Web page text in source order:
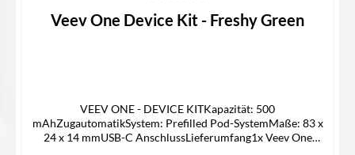
Veev One Device Kit - Freshy Green
VEEV ONE - DEVICE KITKapazität: 500
mAhZugautomatikSystem: Prefilled Pod-SystemMaße: 83 x
24 x 14 mmUSB-C AnschlussLieferumfang1x Veev One